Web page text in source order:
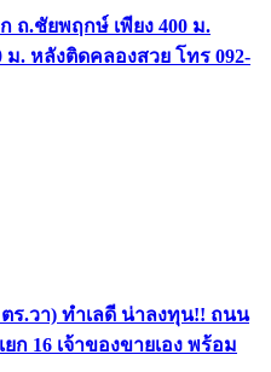
ถ.ชัยพฤกษ์ เพียง 400 ม.
. หลังติดคลองสวย โทร 092-
ร.วา) ทำเลดี น่าลงทุน!! ถนน
ก 16 เจ้าของขายเอง พร้อม